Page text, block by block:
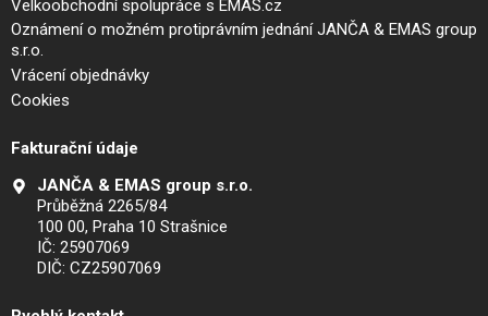
Velkoobchodní spolupráce s EMAS.cz
Oznámení o možném protiprávním jednání JANČA & EMAS group
s.r.o.
Vrácení objednávky
Cookies
Fakturační údaje
JANČA & EMAS group s.r.o.
Průběžná 2265/84
100 00, Praha 10 Strašnice
IČ: 25907069
DIČ: CZ25907069